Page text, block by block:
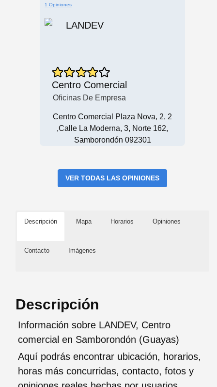
1 Opiniones
Centro Comercial
Oficinas De Empresa
Centro Comercial Plaza Nova, 2, 2
,Calle La Moderna, 3, Norte 162,
Samborondón 092301
VER TODAS LAS OPINIONES
Descripción Mapa Horarios Opiniones
Contacto Imágenes
Descripción
Información sobre LANDEV, Centro
comercial en Samborondón (Guayas)
Aquí podrás encontrar ubicación, horarios,
horas más concurridas, contacto, fotos y